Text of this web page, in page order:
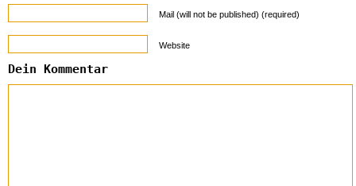
Mail (will not be published) (required)
Website
Dein Kommentar